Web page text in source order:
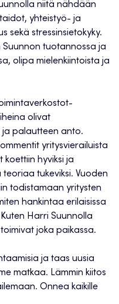
niitä nähdään
yhteistyö- ja
sekä stressinsietokyky.
tuotannossa ja
olipa mielenkiintoista ja
olivat
ja palautteen anto.
yritysvierailuista
koettiin hyviksi ja
teoriaa tukeviksi. Vuoden
todistamaan yritysten
hankintaa erilaisissa
Harri Suunnolla
joka paikassa.
ja taas uusia
matkaa. Lämmin kiitos
Onnea kaikille